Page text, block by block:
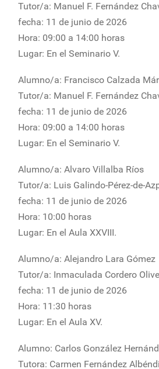
Tutor/a: Manuel F. Fernández
fecha: 11 de junio de 2026
Hora: 09:00 a 14:00 horas
Lugar: En el Seminario V.
Alumno/a: Francisco Calzada
Tutor/a: Manuel F. Fernández
fecha: 11 de junio de 2026
Hora: 09:00 a 14:00 horas
Lugar: En el Seminario V.
Alumno/a: Alvaro Villalba Ríos
Tutor/a: Luis Galindo-Pérez-de-
fecha: 11 de junio de 2026
Hora: 10:00 horas
Lugar: En el Aula XXVIII.
Alumno/a: Alejandro Lara Gómez
Tutor/a: Inmaculada Cordero
fecha: 11 de junio de 2026
Hora: 11:30 horas
Lugar: En el Aula XV.
Alumno: Carlos González
Tutora: Carmen Fernández